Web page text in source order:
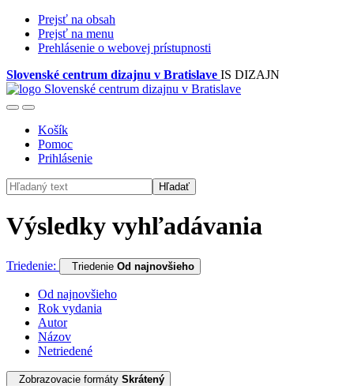
Prejsť na obsah
Prejsť na menu
Prehlásenie o webovej prístupnosti
Slovenské centrum dizajnu v Bratislave IS DIZAJN
Košík
Pomoc
Prihlásenie
Hľadať
Výsledky vyhľadávania
Triedenie: Triedenie Od najnovšieho
Od najnovšieho
Rok vydania
Autor
Názov
Netriedené
Zobrazovacie formáty Skrátený